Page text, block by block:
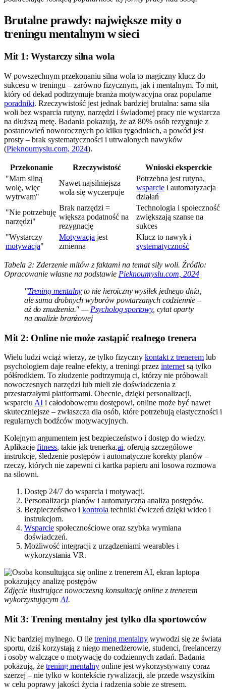
Brutalne prawdy: największe mity o
treningu mentalnym w sieci
Mit 1: Wystarczy silna wola
W powszechnym przekonaniu silna wola to magiczny klucz do
sukcesu w treningu – zarówno fizycznym, jak i mentalnym. To mit,
który od dekad podtrzymuje branża motywacyjna oraz popularne
poradniki. Rzeczywistość jest jednak bardziej brutalna: sama siła
woli bez wsparcia rutyny, narzędzi i świadomej pracy nie wystarcza
na dłuższą metę. Badania pokazują, że aż 80% osób rezygnuje z
postanowień noworocznych po kilku tygodniach, a powód jest
prosty – brak systematyczności i utrwalonych nawyków
(Pieknoumyslu.com, 2024).
Przekonanie Rzeczywistość
Wnioski eksperckie
"Mam silną
wolę, więc
wytrwam"
Nawet najsilniejsza
wola się wyczerpuje
Potrzebna jest rutyna,
wsparcie i automatyzacja
działań
"Nie potrzebuję
narzędzi"
Brak narzędzi =
większa podatność na
rezygnację
Technologia i społeczność
zwiększają szanse na
sukces
"Wystarczy
motywacja"
Motywacja jest
zmienna
Klucz to nawyk i
systematyczność
Tabela 2: Zderzenie mitów z faktami na temat siły woli. Źródło:
Opracowanie własne na podstawie Pieknoumyslu.com, 2024
"Trening mentalny to nie heroiczny wysiłek jednego dnia,
ale suma drobnych wyborów powtarzanych codziennie –
aż do znudzenia." — Psycholog sportowy, cytat oparty
na analizie branżowej
Mit 2: Online nie może zastąpić realnego trenera
Wielu ludzi wciąż wierzy, że tylko fizyczny kontakt z trenerem lub
psychologiem daje realne efekty, a treningi przez internet są tylko
półśrodkiem. To złudzenie podtrzymują ci, którzy nie próbowali
nowoczesnych narzędzi lub mieli złe doświadczenia z
przestarzałymi platformami. Obecnie, dzięki personalizacji,
wsparciu AI i całodobowemu dostępowi, online może być nawet
skuteczniejsze – zwłaszcza dla osób, które potrzebują elastyczności i
regularnych bodźców motywacyjnych.
Kolejnym argumentem jest bezpieczeństwo i dostęp do wiedzy.
Aplikacje fitness, takie jak trenerka.ai, oferują szczegółowe
instrukcje, śledzenie postępów i automatyczne korekty planów –
rzeczy, których nie zapewni ci kartka papieru ani losowa rozmowa
na siłowni.
Dostęp 24/7 do wsparcia i motywacji.
Personalizacja planów i automatyczna analiza postępów.
Bezpieczeństwo i kontrola techniki ćwiczeń dzięki wideo i
instrukcjom.
Wsparcie społecznościowe oraz szybka wymiana
doświadczeń.
Możliwość integracji z urządzeniami wearables i
wykorzystania VR.
Zdjęcie ilustrujące nowoczesną konsultację online z trenerem
wykorzystującym AI.
Mit 3: Trening mentalny jest tylko dla sportowców
Nic bardziej mylnego. O ile trening mentalny wywodzi się ze świata
sportu, dziś korzystają z niego menedżerowie, studenci, freelancerzy
i osoby walczące o motywację do codziennych zadań. Badania
pokazują, że trening mentalny online jest wykorzystywany coraz
szerzej – nie tylko w kontekście rywalizacji, ale przede wszystkim
w celu poprawy jakości życia i radzenia sobie ze stresem.